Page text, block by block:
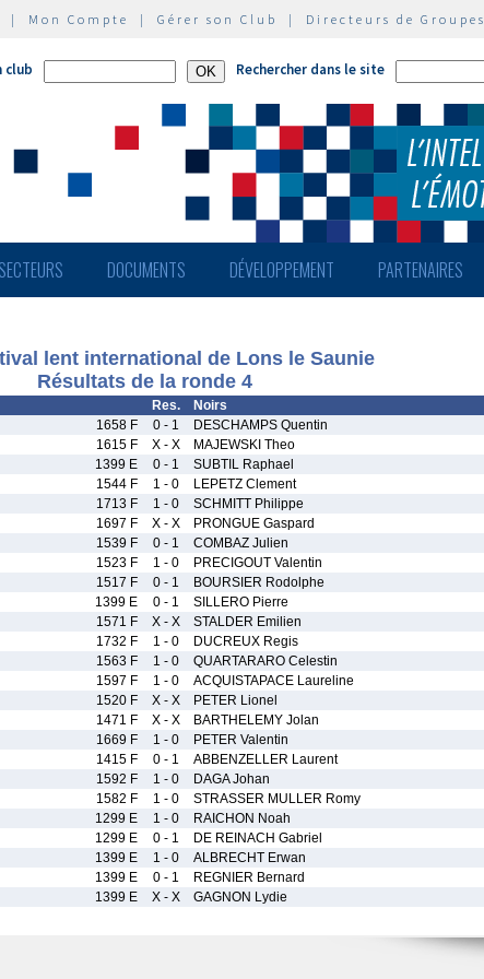
| Mon Compte | Gérer son Club | Directeurs de Groupes
club Rechercher dans le site
SECTEURS DOCUMENTS DÉVELOPPEMENT PARTENAIRES
lent international de Lons le Saunie
Résultats de la ronde 4
Res. Noirs
1658 F 0 - 1 DESCHAMPS Quentin
1615 F X - X MAJEWSKI Theo
1399 E 0 - 1 SUBTIL Raphael
1544 F 1 - 0 LEPETZ Clement
1713 F 1 - 0 SCHMITT Philippe
1697 F X - X PRONGUE Gaspard
1539 F 0 - 1 COMBAZ Julien
1523 F 1 - 0 PRECIGOUT Valentin
1517 F 0 - 1 BOURSIER Rodolphe
1399 E 0 - 1 SILLERO Pierre
1571 F X - X STALDER Emilien
1732 F 1 - 0 DUCREUX Regis
1563 F 1 - 0 QUARTARARO Celestin
1597 F 1 - 0 ACQUISTAPACE Laureline
1520 F X - X PETER Lionel
1471 F X - X BARTHELEMY Jolan
1669 F 1 - 0 PETER Valentin
1415 F 0 - 1 ABBENZELLER Laurent
1592 F 1 - 0 DAGA Johan
1582 F 1 - 0 STRASSER MULLER Romy
1299 E 1 - 0 RAICHON Noah
1299 E 0 - 1 DE REINACH Gabriel
1399 E 1 - 0 ALBRECHT Erwan
1399 E 0 - 1 REGNIER Bernard
1399 E X - X GAGNON Lydie